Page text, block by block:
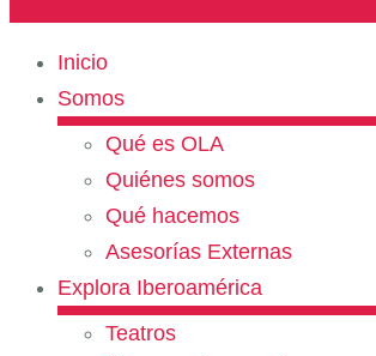
Inicio
Somos
Qué es OLA
Quiénes somos
Qué hacemos
Asesorías Externas
Explora Iberoamérica
Teatros